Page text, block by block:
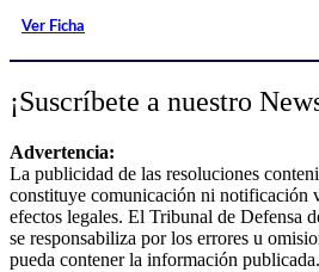
Ver Ficha
¡Suscríbete a nuestro
Advertencia:
La publicidad de las resoluciones
constituye comunicación ni notificación
efectos legales. El Tribunal de Defensa
se responsabiliza por los errores u
pueda contener la información publicada.